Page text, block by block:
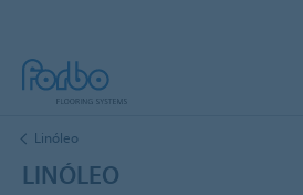
Linóleo
LINÓLEO